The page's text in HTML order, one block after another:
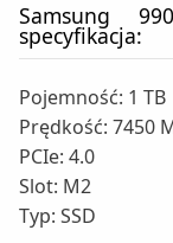
Samsung
specyfikacja:
Pojemność: 1 TB
Prędkość: 7450
PCIe: 4.0
Slot: M2
Typ: SSD